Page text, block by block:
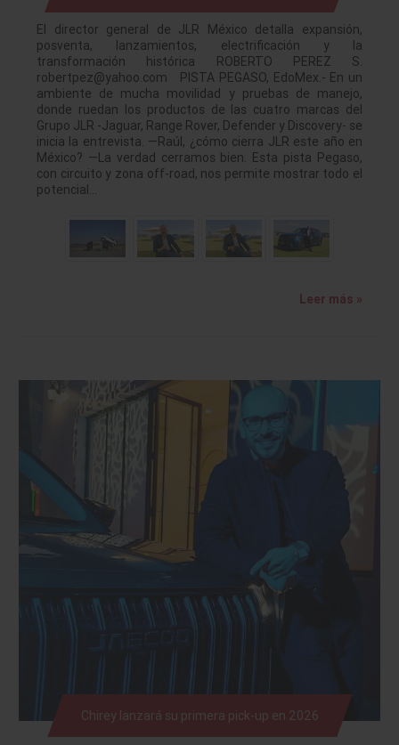
El director general de JLR México detalla expansión,
posventa, lanzamientos, electrificación y la
transformación histórica ROBERTO PEREZ S.
robertpez@yahoo.com PISTA PEGASO, EdoMex.- En un
ambiente de mucha movilidad y pruebas de manejo,
donde ruedan los productos de las cuatro marcas del
Grupo JLR -Jaguar, Range Rover, Defender y Discovery- se
inicia la entrevista. —Raúl, ¿cómo cierra JLR este año en
México? —La verdad cerramos bien. Esta pista Pegaso,
con circuito y zona off-road, nos permite mostrar todo el
potencial…
Leer más »
Chirey lanzará su primera pick-up en 2026